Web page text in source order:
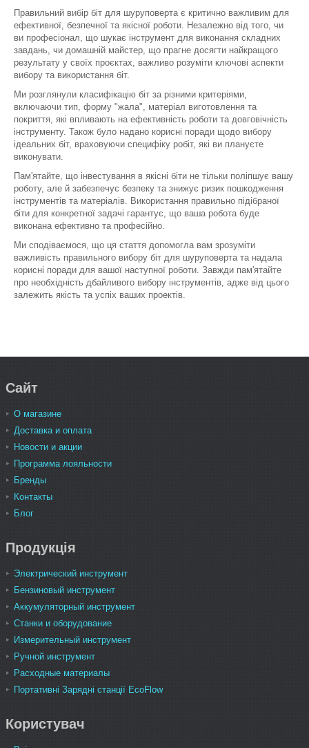
Правильний вибір біт для шуруповерта є критично важливим для
ефективної, безпечної та якісної роботи. Незалежно від того, чи
ви професіонал, що шукає інструмент для виконання складних
завдань, чи домашній майстер, що прагне досягти найкращого
результату у своїх проєктах, важливо розуміти ключові аспекти
вибору та використання біт.
Ми розглянули класифікацію біт за різними критеріями,
включаючи тип, форму "жала", матеріал виготовлення та
покриття, які впливають на ефективність роботи та довговічність
інструменту. Також було надано корисні поради щодо вибору
ідеальних біт, враховуючи специфіку робіт, які ви плануєте
виконувати.
Пам'ятайте, що інвестування в якісні біти не тільки поліпшує вашу
роботу, але й забезпечує безпеку та знижує ризик пошкодження
інструментів та матеріалів. Використання правильно підібраної
біти для конкретної задачі гарантує, що ваша робота буде
виконана ефективно та професійно.
Ми сподіваємося, що ця стаття допомогла вам зрозуміти
важливість правильного вибору біт для шуруповерта та надала
корисні поради для вашої наступної роботи. Завжди пам'ятайте
про необхідність дбайливого вибору інструментів, адже від цього
залежить якість та успіх ваших проектів.
Сайт
О магазине
Доставка и оплата
Новости и акции
Программа лояльности
Бренды
Контакты
Блог
Продукція
Электрический инструмент
Бензиновый инструмент
Аккумуляторный инструмент
Станки и оборудование
Измерительный инструмент
Ручной инструмент
Расходные материалы
Портативні Зарядні станції EcoFlow
Користувач